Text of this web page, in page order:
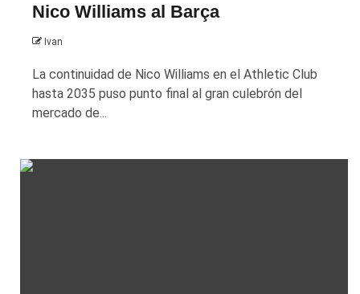
Nico Williams al Barça
Ivan
La continuidad de Nico Williams en el Athletic Club
hasta 2035 puso punto final al gran culebrón del
mercado de...